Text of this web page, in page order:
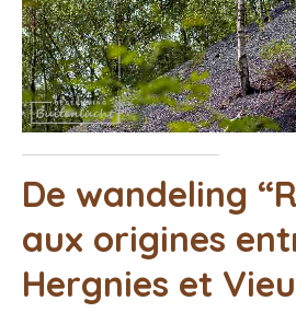
De wandeling
aux origines
Hergnies et